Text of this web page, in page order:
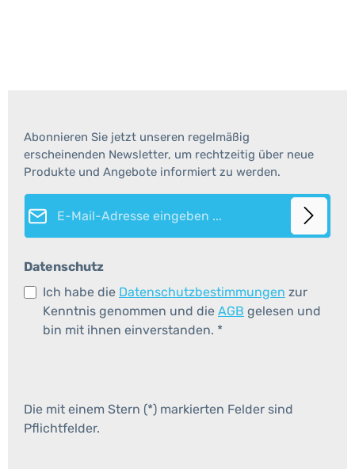
Abonnieren Sie jetzt unseren regelmäßig
erscheinenden Newsletter, um rechtzeitig über neue
Produkte und Angebote informiert zu werden.
Datenschutz
Ich habe die Datenschutzbestimmungen zur
Kenntnis genommen und die AGB gelesen und
bin mit ihnen einverstanden. *
Die mit einem Stern (*) markierten Felder sind
Pflichtfelder.